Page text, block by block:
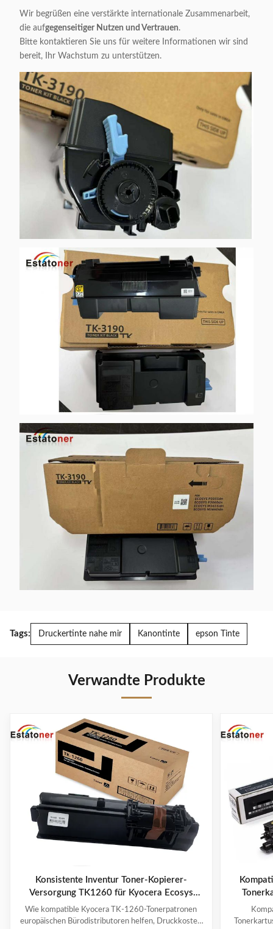
Wir begrüßen eine verstärkte internationale Zusammenarbeit,
die aufgegenseitiger Nutzen und Vertrauen.
Bitte kontaktieren Sie uns für weitere Informationen wir sind
bereit, Ihr Wachstum zu unterstützen.
Tags: Druckertinte nahe mir Kanontinte epson Tinte
Verwandte Produkte
Konsistente Inventur Toner-Kopierer-
Versorgung TK1260 für Kyocera Ecosys
PA4000WX Enterprise Printing
Wie kompatible Kyocera TK-1260-Tonerpatronen
europäischen Bürodistributoren helfen, Druckkosten